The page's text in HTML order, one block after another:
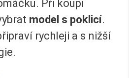
Při koupi
model s poklicí.
rychleji a s nižší